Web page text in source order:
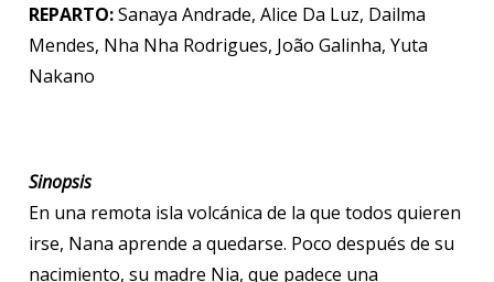
REPARTO:Sanaya Andrade, Alice Da Luz, Dailma
Mendes, Nha Nha Rodrigues, João Galinha, Yuta
Nakano
Sinopsis
En una remota isla volcánica de la que todos quieren
irse, Nana aprende a quedarse. Poco después de su
nacimiento, su madre Nia, que padece una